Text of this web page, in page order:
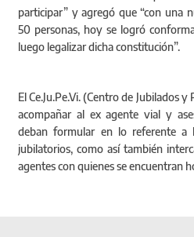
participar” y agregó que “con una
50 personas, hoy se logró
luego legalizar dicha constitución”.
El Ce.Ju.Pe.Vi. (Centro de Jubilados
acompañar al ex agente vial y
deban formular en lo referente a
jubilatorios, como así también
agentes con quienes se encuentran